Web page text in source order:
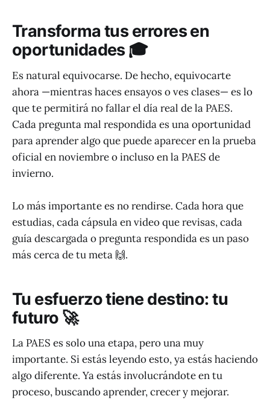
Transforma tus errores en
oportunidades 🎓
Es natural equivocarse. De hecho, equivocarte
ahora —mientras haces ensayos o ves clases— es lo
que te permitirá no fallar el día real de la PAES.
Cada pregunta mal respondida es una oportunidad
para aprender algo que puede aparecer en la prueba
oficial en noviembre o incluso en la PAES de
invierno.
Lo más importante es no rendirse. Cada hora que
estudias, cada cápsula en video que revisas, cada
guía descargada o pregunta respondida es un paso
más cerca de tu meta 🙌.
Tu esfuerzo tiene destino: tu
futuro 🚀
La PAES es solo una etapa, pero una muy
importante. Si estás leyendo esto, ya estás haciendo
algo diferente. Ya estás involucrándote en tu
proceso, buscando aprender, crecer y mejorar.